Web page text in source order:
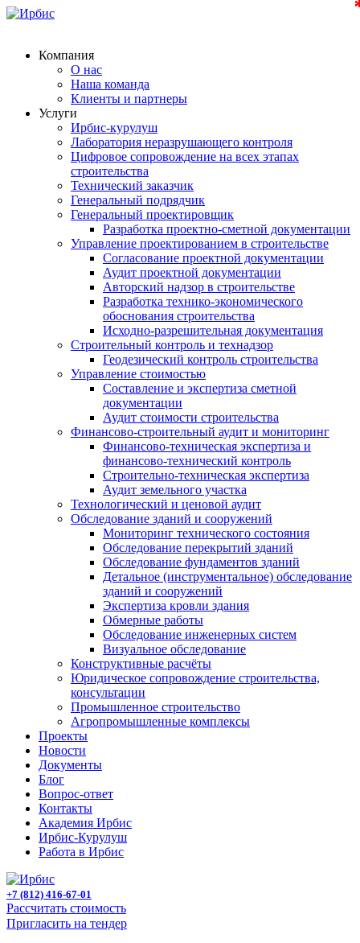
Компания
О нас
Наша команда
Клиенты и партнеры
Услуги
Ирбис-курулуш
Лаборатория неразрушающего контроля
Цифровое сопровождение на всех этапах
строительства
Технический заказчик
Генеральный подрядчик
Генеральный проектировщик
Разработка проектно-сметной документации
Управление проектированием в строительстве
Согласование проектной документации
Аудит проектной документации
Авторский надзор в строительстве
Разработка технико-экономического
обоснования строительства
Исходно-разрешительная документация
Строительный контроль и технадзор
Геодезический контроль строительства
Управление стоимостью
Составление и экспертиза сметной
документации
Аудит стоимости строительства
Финансово-строительный аудит и мониторинг
Финансово-техническая экспертиза и
финансово-технический контроль
Строительно-техническая экспертиза
Аудит земельного участка
Технологический и ценовой аудит
Обследование зданий и сооружений
Мониторинг технического состояния
Обследование перекрытий зданий
Обследование фундаментов зданий
Детальное (инструментальное) обследование
зданий и сооружений
Экспертиза кровли здания
Обмерные работы
Обследование инженерных систем
Визуальное обследование
Конструктивные расчёты
Юридическое сопровождение строительства,
консультации
Промышленное строительство
Агропромышленные комплексы
Проекты
Новости
Документы
Блог
Вопрос-ответ
Контакты
Академия Ирбис
Ирбис-Курулуш
Работа в Ирбис
+7 (812) 416-67-01
Рассчитать стоимость
Пригласить на тендер